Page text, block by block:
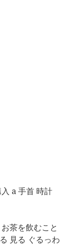
a 手首 時計
茶を飲むこと
見る ぐるっわ